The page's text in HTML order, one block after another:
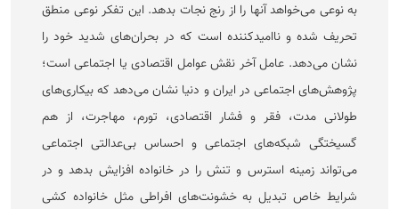
به نوعی می‌خواهد آنها را از رنج نجات بدهد. این تفکر نوعی منطق
تحریف شده و ناامیدکننده است که در بحران‌های شدید خود را
نشان می‌دهد. عامل آخر نقش عوامل اقتصادی یا اجتماعی است؛
پژوهش‌های اجتماعی در ایران و دنیا نشان می‌دهد که بیکاری‌های
طولانی مدت، فقر و فشار اقتصادی، تورم، مهاجرت، از هم
گسیختگی شبکه‌های اجتماعی و احساس بی‌عدالتی اجتماعی
می‌تواند زمینه استرس و تنش را در خانواده افزایش بدهد و در
شرایط خاص تبدیل به خشونت‌های افراطی مثل خانواده کشی